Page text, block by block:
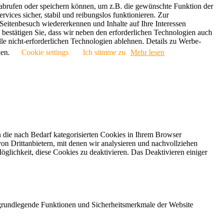
oder speichern können, um z.B. die gewünschte Funktion der
sicher, stabil und reibungslos funktionieren. Zur
wiedererkennen und Inhalte auf Ihre Interessen
Sie, dass wir neben den erforderlichen Technologien auch
nicht-erforderlichen Technologien ablehnen. Details zu Werbe-
Cookie settings Ich stimme zu Mehr lesen
nach Bedarf kategorisierten Cookies in Ihrem Browser
Drittanbietern, mit denen wir analysieren und nachvollziehen
diese Cookies zu deaktivieren. Das Deaktivieren einiger
Funktionen und Sicherheitsmerkmale der Website